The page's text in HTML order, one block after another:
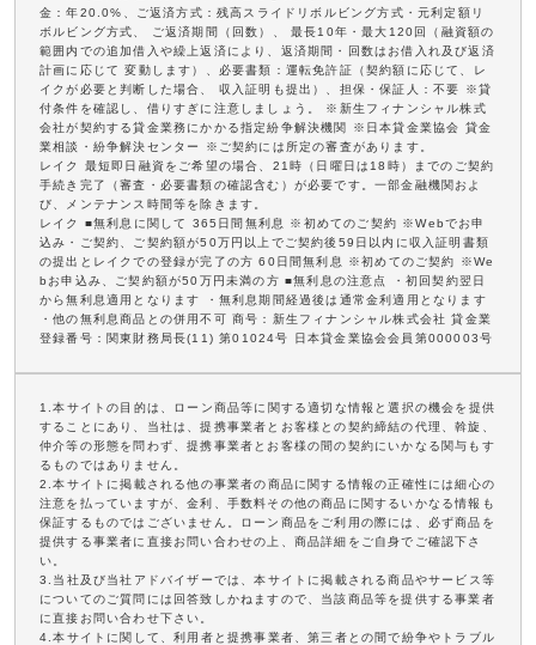
金：年20.0%、ご返済方式：残高スライドリボルビング方式・元利定額リ
ボルビング方式、 ご返済期間（回数）、 最長10年・最大120回（融資額の
範囲内での追加借入や繰上返済により、返済期間・回数はお借入れ及び返済
計画に応じて 変動します）、必要書類：運転免許証（契約額に応じて、レ
イクが必要と判断した場合、 収入証明も提出）、担保・保証人：不要 ※貸
付条件を確認し、借りすぎに注意しましょう。 ※新生フィナンシャル株式
会社が契約する貸金業務にかかる指定紛争解決機関 ※日本貸金業協会 貸金
業相談・紛争解決センター ※ご契約には所定の審査があります。
レイク 最短即日融資をご希望の場合、21時（日曜日は18時）までのご契約
手続き完了（審査・必要書類の確認含む）が必要です。一部金融機関およ
び、メンテナンス時間等を除きます。
レイク ■無利息に関して 365日間無利息 ※初めてのご契約 ※Webでお申
込み・ご契約、ご契約額が50万円以上でご契約後59日以内に収入証明書類
の提出とレイクでの登録が完了の方 60日間無利息 ※初めてのご契約 ※We
bお申込み、ご契約額が50万円未満の方 ■無利息の注意点 ・初回契約翌日
から無利息適用となります ・無利息期間経過後は通常金利適用となります
・他の無利息商品との併用不可 商号：新生フィナンシャル株式会社 貸金業
登録番号：関東財務局長(11) 第01024号 日本貸金業協会会員第000003号
1.本サイトの目的は、ローン商品等に関する適切な情報と選択の機会を提供
することにあり、当社は、提携事業者とお客様との契約締結の代理、斡旋、
仲介等の形態を問わず、提携事業者とお客様の間の契約にいかなる関与もす
るものではありません。
2.本サイトに掲載される他の事業者の商品に関する情報の正確性には細心の
注意を払っていますが、金利、手数料その他の商品に関するいかなる情報も
保証するものではございません。ローン商品をご利用の際には、必ず商品を
提供する事業者に直接お問い合わせの上、商品詳細をご自身でご確認下さ
い。
3.当社及び当社アドバイザーでは、本サイトに掲載される商品やサービス等
についてのご質問には回答致しかねますので、当該商品等を提供する事業者
に直接お問い合わせ下さい。
4.本サイトに関して、利用者と提携事業者、第三者との間で紛争やトラブル